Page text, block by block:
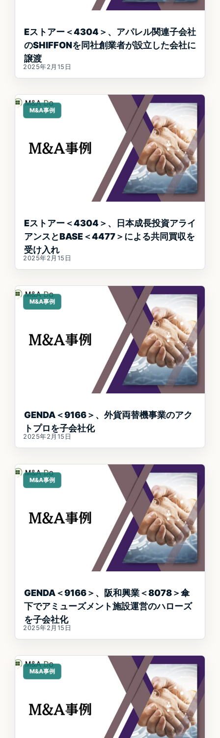
Eストアー＜4304＞、アパレル関連子会社
のSHIFFONを同社創業者が設立した会社に
譲渡
2025年2月15日
M&A事例
Eストアー＜4304＞、日本成長投資アライ
アンスとBASE＜4477＞による共同買収を
受け入れ
2025年2月15日
M&A事例
GENDA＜9166＞、外貨両替機事業のアク
トプロを子会社化
2025年2月15日
M&A事例
GENDA＜9166＞、阪和興業＜8078＞傘
下でアミューズメント施設運営のハローズ
を子会社化
2025年2月15日
M&A事例